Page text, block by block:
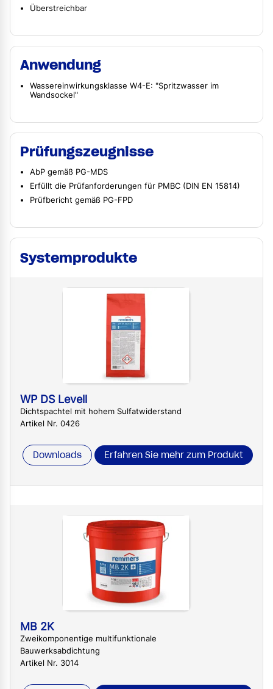
Überstreichbar
Anwendung
Wassereinwirkungsklasse W4-E: "Spritzwasser im
Wandsockel"
Prüfungszeugnisse
AbP gemäß PG-MDS
Erfüllt die Prüfanforderungen für PMBC (DIN EN 15814)
Prüfbericht gemäß PG-FPD
Systemprodukte
WP DS Levell
Dichtspachtel mit hohem Sulfatwiderstand
Artikel Nr. 0426
Downloads Erfahren Sie mehr zum Produkt
MB 2K
Zweikomponentige multifunktionale
Bauwerksabdichtung
Artikel Nr. 3014